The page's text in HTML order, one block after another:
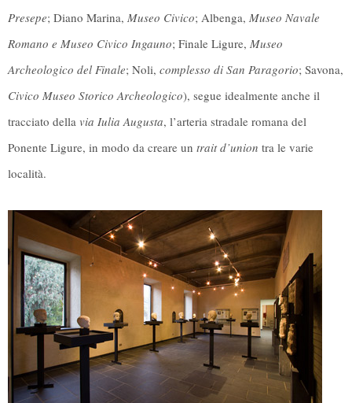
Presepe; Diano Marina, Museo Civico; Albenga, Museo Navale
Romano e Museo Civico Ingauno; Finale Ligure, Museo
Archeologico del Finale; Noli, complesso di San Paragorio; Savona,
Civico Museo Storico Archeologico), segue idealmente anche il
tracciato della via Iulia Augusta, l’arteria stradale romana del
Ponente Ligure, in modo da creare un trait d’union tra le varie
località.